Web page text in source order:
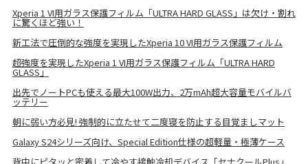
Xperia 1 VI用ガラス保護フィルム「ULTRA HARD GLASS」は欠け・割れ
に驚くほど強い！
新工法で圧倒的な強度を実現したXperia 10 VI用ガラス保護フィルム
超強度を実現したXperia 1 VI用ガラス保護フィルム「ULTRA HARD
GLASS」
出先でノートPCも使える最大100W出力、2万mAh超大容量モバイルバ
ッテリー
朝に弱い方必見! 強制的に立たせて二度寝を防止する目覚ましマット
Galaxy S24シリーズ向け、Special Edition仕様の超軽量・極薄ケース